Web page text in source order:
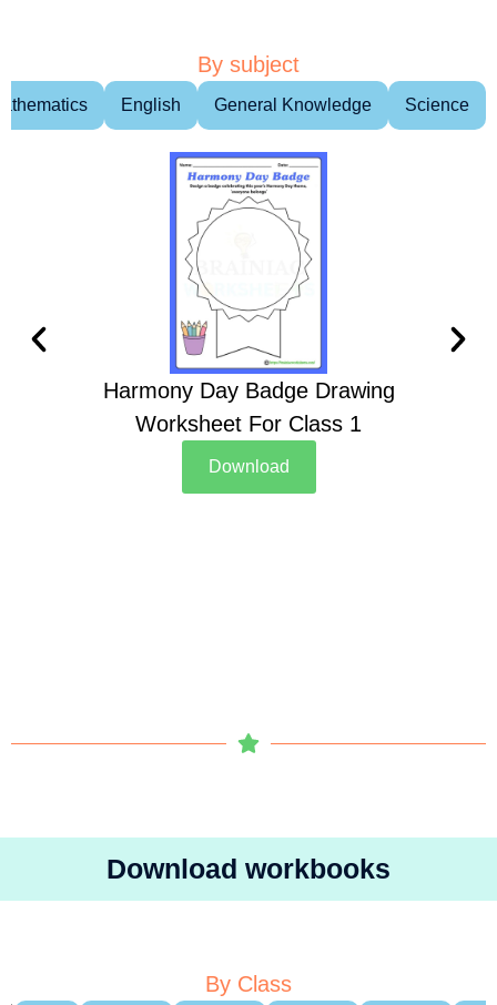
By subject
English General Knowledge Science
Harmony Day Badge Drawing
Worksheet For Class 1
Download
Download workbooks
By Class